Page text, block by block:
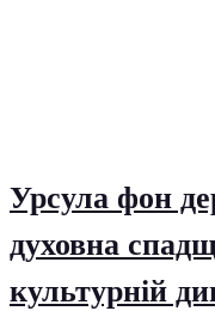
Урсула фон
духовна
культурній